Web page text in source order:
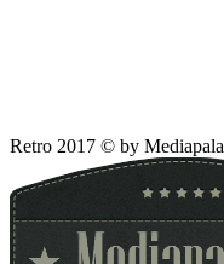
Retro 2017 © by Mediapala